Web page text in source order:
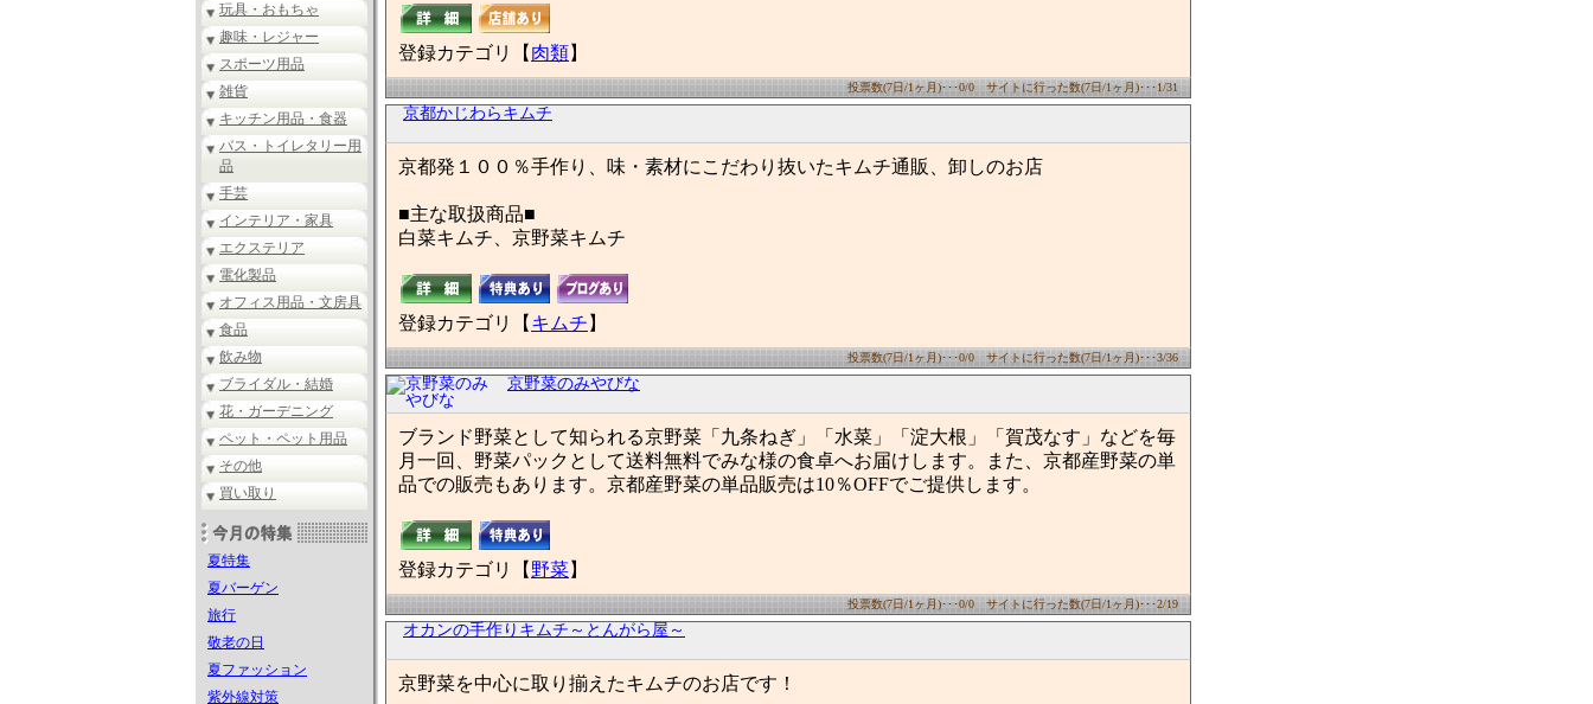
玩具・おもちゃ
趣味・レジャー
スポーツ用品
雑貨
キッチン用品・食器
バス・トイレタリー用
品
手芸
インテリア・家具
エクステリア
電化製品
オフィス用品・文房具
食品
飲み物
ブライダル・結婚
花・ガーデニング
ペット・ペット用品
その他
買い取り
夏特集
夏バーゲン
旅行
敬老の日
夏ファッション
紫外線対策
登録カテゴリ【 肉類 】
投票数(7日/1ヶ月)･･･0/0 サイトに行った数(7日/1ヶ月)･･･1/31
京都かじわらキムチ
京都発１００％手作り、味・素材にこだわり抜いたキムチ通販、卸しのお店
■主な取扱商品■
白菜キムチ、京野菜キムチ
登録カテゴリ【 キムチ 】
投票数(7日/1ヶ月)･･･0/0 サイトに行った数(7日/1ヶ月)･･･3/36
京野菜のみやびな
ブランド野菜として知られる京野菜「九条ねぎ」「水菜」「淀大根」「賀茂なす」などを毎
月一回、野菜パックとして送料無料でみな様の食卓へお届けします。また、京都産野菜の単
品での販売もあります。京都産野菜の単品販売は10％OFFでご提供します。
登録カテゴリ【野菜】
投票数(7日/1ヶ月)･･･0/0 サイトに行った数(7日/1ヶ月)･･･2/19
オカンの手作りキムチ～とんがら屋～
京野菜を中心に取り揃えたキムチのお店です！